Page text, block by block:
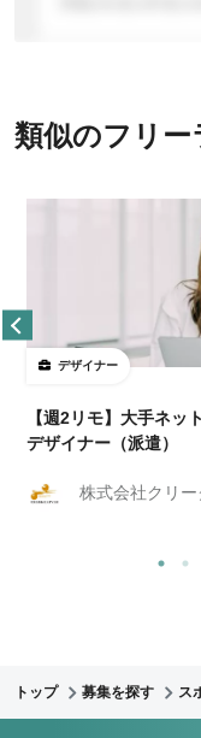
類似のフリー
デザイナー
【週2リモ】大手ネッ
デザイナー（派遣）
株式会社クリ
トップ 募集を探す ス